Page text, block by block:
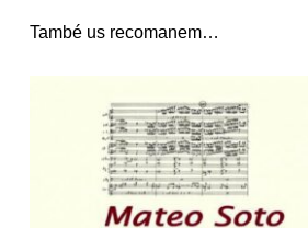
També us recomanem…